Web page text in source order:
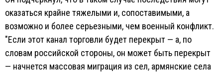
оказаться крайне тяжелыми и, сопоставимыми, а
возможно и более серьезными, чем военный конфликт.
"Если этот канал торговли будет перекрыт — а, по
словам российской стороны, он может быть перекрыт
— начнется массовая миграция из сел, армянские села